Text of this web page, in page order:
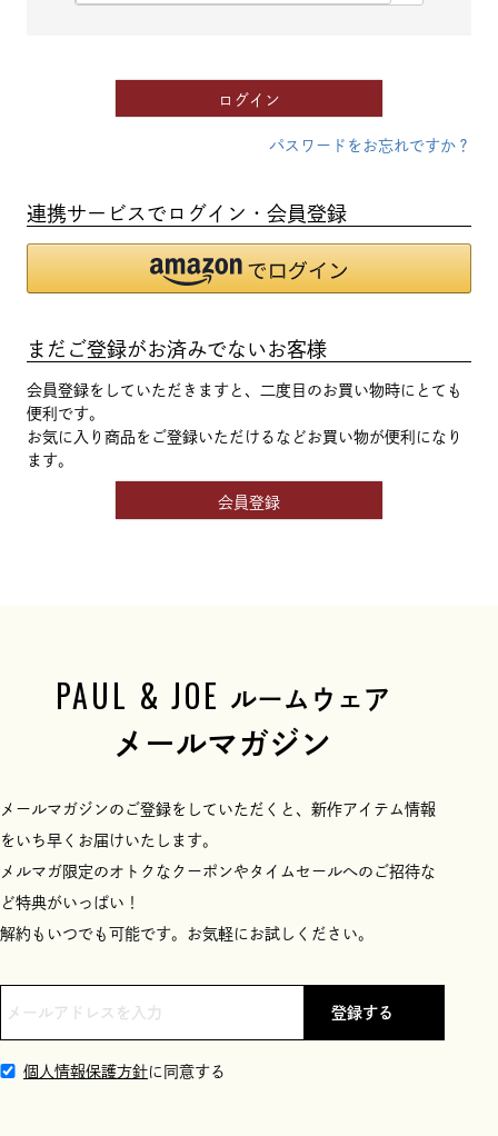
ログイン
パスワードをお忘れですか？
連携サービスでログイン・会員登録
まだご登録がお済みでないお客様
会員登録をしていただきますと、二度目のお買い物時にとても
便利です。
お気に入り商品をご登録いただけるなどお買い物が便利になり
ます。
会員登録
PAUL & JOE ルームウェア
メールマガジン
メールマガジンのご登録をしていただくと、新作アイテム情報
をいち早くお届けいたします。
メルマガ限定のオトクなクーポンやタイムセールへのご招待な
ど特典がいっぱい！
解約もいつでも可能です。お気軽にお試しください。
登録する
個人情報保護方針に同意する